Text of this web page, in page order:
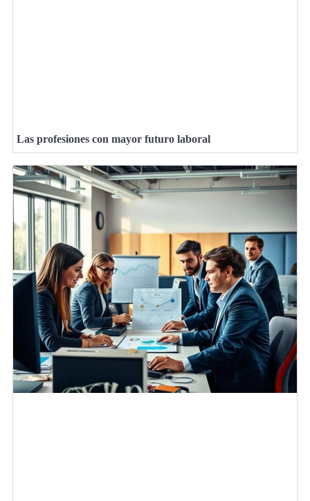
Las profesiones con mayor futuro laboral